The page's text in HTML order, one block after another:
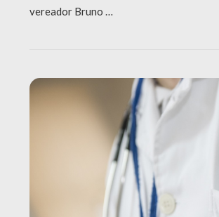
vereador Bruno …